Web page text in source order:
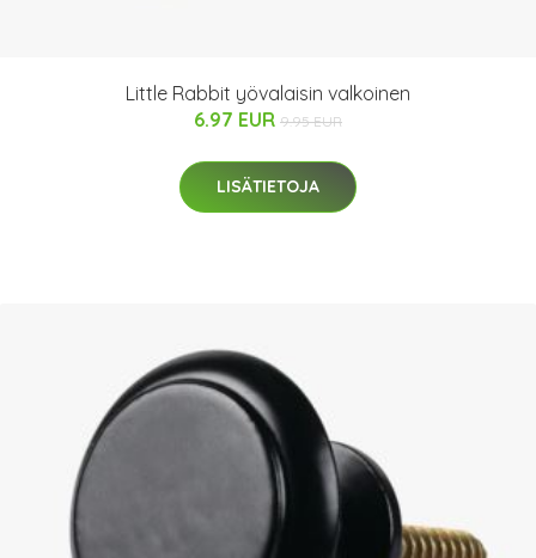
Little Rabbit yövalaisin valkoinen
6.97 EUR 9.95 EUR
LISÄTIETOJA